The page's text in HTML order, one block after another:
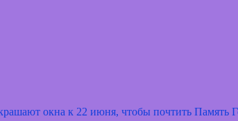
окна к 22 июня, чтобы почтить Память